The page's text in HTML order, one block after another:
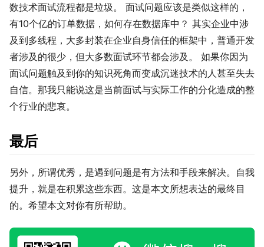
数技术面试流程都是垃圾。 面试问题应该是类似这样的，
有10个亿的订单数据，如何存在数据库中？ 其实企业中涉
及到多线程，大多封装在企业自身信任的框架中，普通开发
者涉及的很少，但大多数面试环节都会涉及。 如果你因为
面试问题触及到你的知识死角而变成沉迷技术的人甚至失去
自信。那我只能说这是当前面试与实际工作的分化造成的整
个行业的悲哀。
最后
另外，所谓优秀，是遇到问题是有方法和手段来解决。自我
提升，就是在积累这些东西。这是本文所想表达的最终目
的。希望本文对你有所帮助。